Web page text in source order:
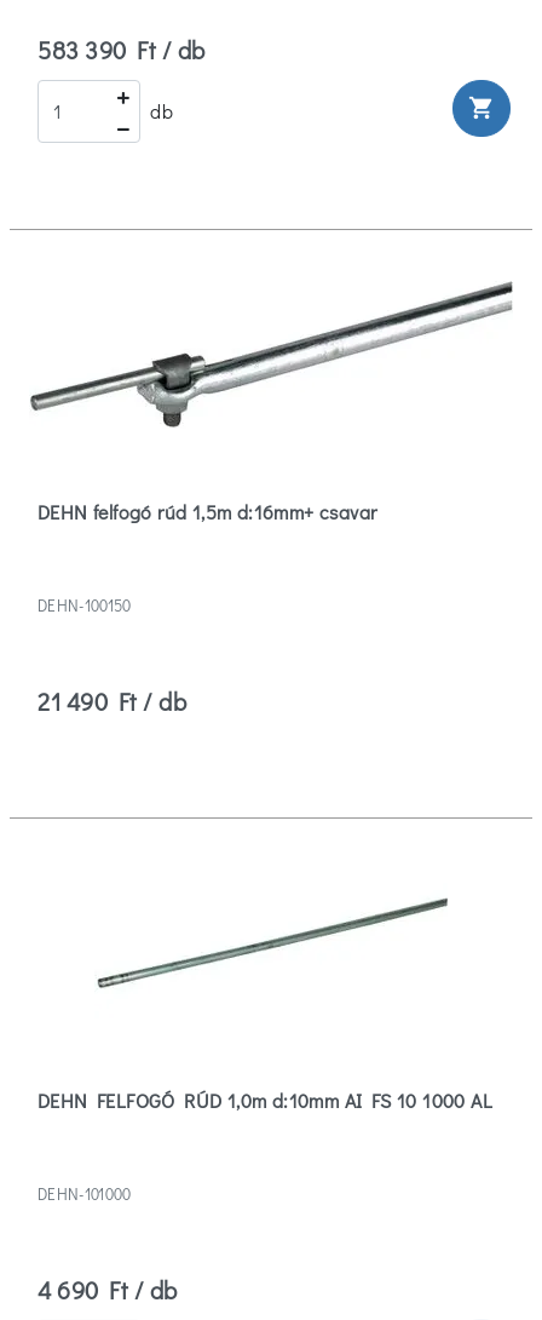
583 390 Ft / db
db shopping_cart
DEHN felfogó rúd 1,5m d:16mm+ csavar
DEHN-100150
21 490 Ft / db
DEHN FELFOGÓ RÚD 1,0m d:10mm AI FS 10 1000 AL
DEHN-101000
4 690 Ft / db